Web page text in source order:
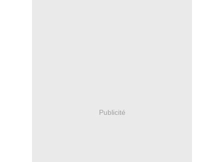
Publicité